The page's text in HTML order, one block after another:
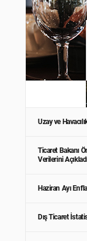
Uzay ve
Ticaret Bakanı
Verilerini
Haziran Ayı
Dış Ticaret